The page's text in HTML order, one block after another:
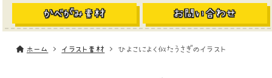
かべがみ素材 お問い合わせ
ホーム イラスト素材 ひよこによく似たうさぎのイラスト